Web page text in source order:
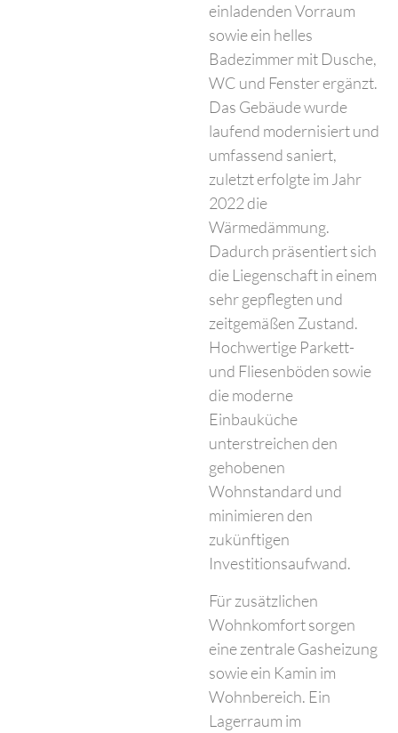
einladenden Vorraum
sowie ein helles
Badezimmer mit Dusche,
WC und Fenster ergänzt.
Das Gebäude wurde
laufend modernisiert und
umfassend saniert,
zuletzt erfolgte im Jahr
2022 die
Wärmedämmung.
Dadurch präsentiert sich
die Liegenschaft in einem
sehr gepflegten und
zeitgemäßen Zustand.
Hochwertige Parkett-
und Fliesenböden sowie
die moderne
Einbauküche
unterstreichen den
gehobenen
Wohnstandard und
minimieren den
zukünftigen
Investitionsaufwand.
Für zusätzlichen
Wohnkomfort sorgen
eine zentrale Gasheizung
sowie ein Kamin im
Wohnbereich. Ein
Lagerraum im